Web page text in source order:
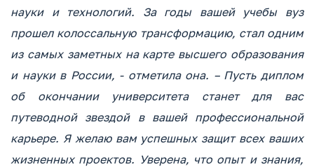
науки и технологий. За годы вашей учебы вуз
прошел колоссальную трансформацию, стал одним
из самых заметных на карте высшего образования
и науки в России, - отметила она. – Пусть диплом
об окончании университета станет для вас
путеводной звездой в вашей профессиональной
карьере. Я желаю вам успешных защит всех ваших
жизненных проектов. Уверена, что опыт и знания,